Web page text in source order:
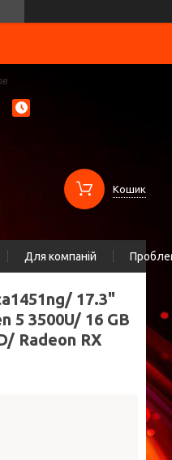
Кошик
Для компаній
17.3"
5 3500U/ 16 GB
Radeon RX